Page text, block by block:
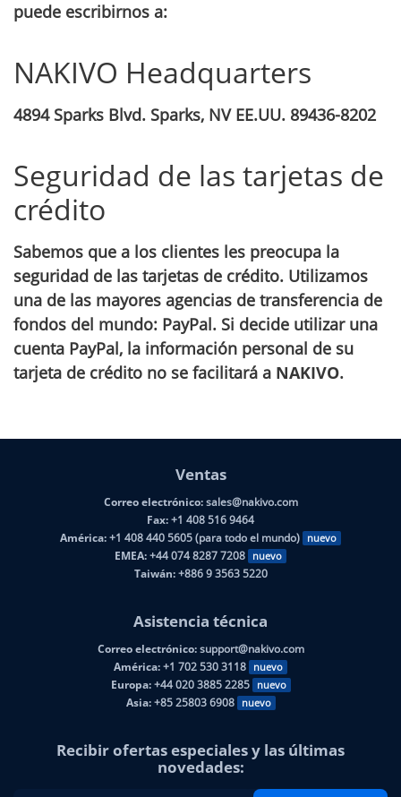
puede escribirnos a:
NAKIVO Headquarters
4894 Sparks Blvd. Sparks, NV EE.UU. 89436-8202
Seguridad de las tarjetas de
crédito
Sabemos que a los clientes les preocupa la
seguridad de las tarjetas de crédito. Utilizamos
una de las mayores agencias de transferencia de
fondos del mundo: PayPal. Si decide utilizar una
cuenta PayPal, la información personal de su
tarjeta de crédito no se facilitará a NAKIVO.
Ventas
Correo electrónico:sales@nakivo.com
Fax:+1 408 516 9464
América:+1 408 440 5605 (para todo el mundo) nuevo
EMEA:+44 074 8287 7208 nuevo
Taiwán:+886 9 3563 5220
Asistencia técnica
Correo electrónico:support@nakivo.com
América:+1 702 530 3118 nuevo
Europa:+44 020 3885 2285 nuevo
Asia:+85 25803 6908 nuevo
Recibir ofertas especiales y las últimas
novedades: